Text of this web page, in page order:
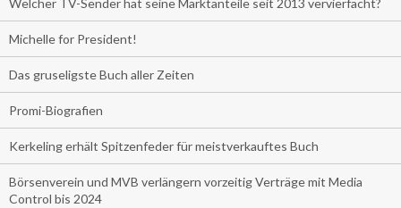
Welcher TV-Sender hat seine Marktanteile seit 2013 vervierfacht?
Michelle for President!
Das gruseligste Buch aller Zeiten
Promi-Biografien
Kerkeling erhält Spitzenfeder für meistverkauftes Buch
Börsenverein und MVB verlängern vorzeitig Verträge mit Media
Control bis 2024